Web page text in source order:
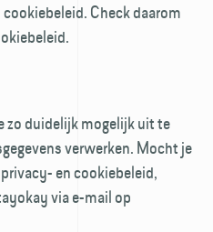
Check daarom
zo duidelijk mogelijk uit te
verwerken. Mocht je
en cookiebeleid,
via e-mail op